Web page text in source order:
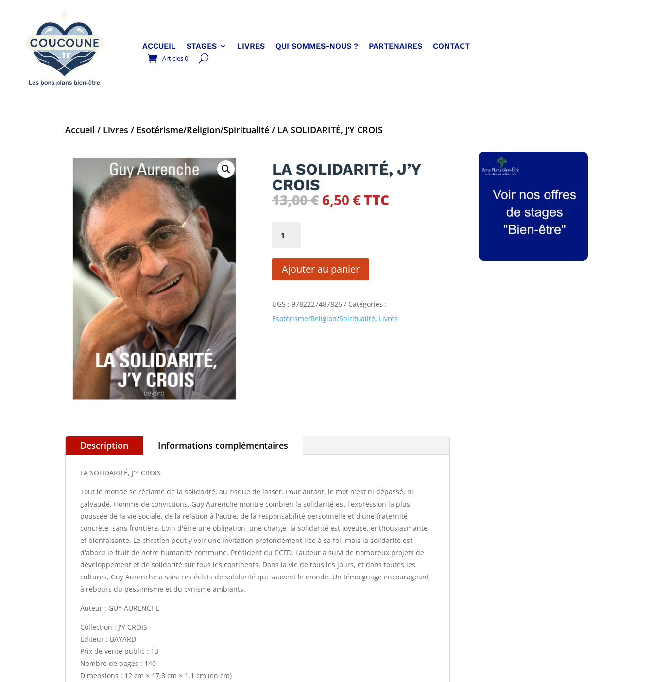
ACCUEIL STAGES LIVRES QUI SOMMES-NOUS ? PARTENAIRES CONTACT
Articles 0
Accueil / Livres / Esotérisme/Religion/Spiritualité / LA SOLIDARITÉ, J’Y CROIS
LA SOLIDARITÉ, J’Y
CROIS
13,00€ Le
13,00 €.
6,50 €Le
6,50 €.
TTC
LA
SOLIDARITÉ,
CROIS
Ajouter au panier
UGS : 9782227487826
Catégories :
Esotérisme/Religion/Spiritualité, Livres
Description Informations complémentaires
LA SOLIDARITÉ, J'Y CROIS
Tout le monde se réclame de la solidarité, au risque de lasser. Pour autant, le mot n'est ni dépassé, ni
galvaudé. Homme de convictions, Guy Aurenche montre combien la solidarité est l'expression la plus
poussée de la vie sociale, de la relation à l'autre, de la responsabilité personnelle et d'une fraternité
concrète, sans frontière. Loin d'être une obligation, une charge, la solidarité est joyeuse, enthousiasmante
et bienfaisante. Le chrétien peut y voir une invitation profondément liée à sa foi, mais la solidarité est
d'abord le fruit de notre humanité commune. Président du CCFD, l'auteur a suivi de nombreux projets de
développement et de solidarité sur tous les continents. Dans la vie de tous les jours, et dans toutes les
cultures, Guy Aurenche a saisi ces éclats de solidarité qui sauvent le monde. Un témoignage encourageant,
à rebours du pessimisme et du cynisme ambiants.
Auteur : GUY AURENCHE
Collection : J'Y CROIS
Editeur : BAYARD
Prix de vente public : 13
Nombre de pages : 140
Dimensions : 12 cm × 17,8 cm × 1,1 cm (en cm)